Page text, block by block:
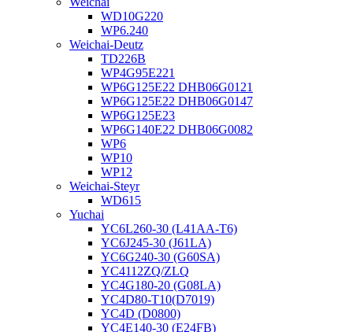
WD10G220
WP6.240
Weichai-Deutz
TD226B
WP4G95E221
WP6G125E22 DHB06G0121
WP6G125E22 DHB06G0147
WP6G125E23
WP6G140E22 DHB06G0082
WP6
WP10
WP12
Weichai-Steyr
WD615
Yuchai
YC6L260-30 (L41AA-T6)
YC6J245-30 (J61LA)
YC6G240-30 (G60SA)
YC4112ZQ/ZLQ
YC4G180-20 (G08LA)
YC4D80-T10(D7019)
YC4D (D0800)
YC4E140-30 (E24FB)